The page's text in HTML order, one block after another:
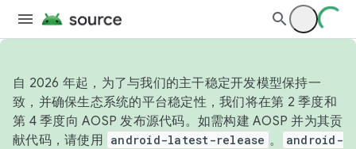
自 2026 年起，为了与我们的主干稳定开发模型保持一
致，并确保生态系统的平台稳定性，我们将在第 2 季度和
第 4 季度向 AOSP 发布源代码。如需构建 AOSP 并为其贡
献代码，请使用 android-latest-release 。
android-